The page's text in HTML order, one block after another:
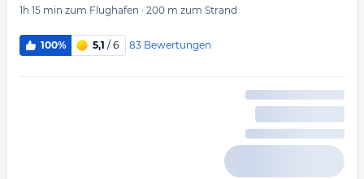
1h 15 min zum Flughafen · 200 m zum Strand
100% 5,1 / 6 83 Bewertungen